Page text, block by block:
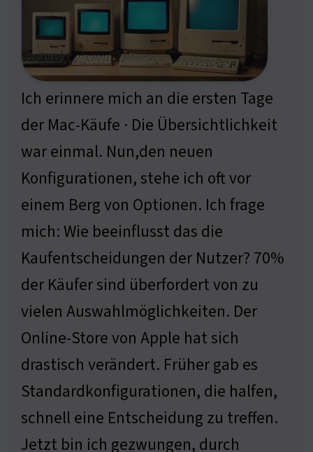
Ich erinnere mich an die ersten Tage
der Mac-Käufe · Die Übersichtlichkeit
war einmal. Nun,den neuen
Konfigurationen, stehe ich oft vor
einem Berg von Optionen. Ich frage
mich: Wie beeinflusst das die
Kaufentscheidungen der Nutzer? 70%
der Käufer sind überfordert von zu
vielen Auswahlmöglichkeiten. Der
Online-Store von Apple hat sich
drastisch verändert. Früher gab es
Standardkonfigurationen, die halfen,
schnell eine Entscheidung zu treffen.
Jetzt bin ich gezwungen, durch